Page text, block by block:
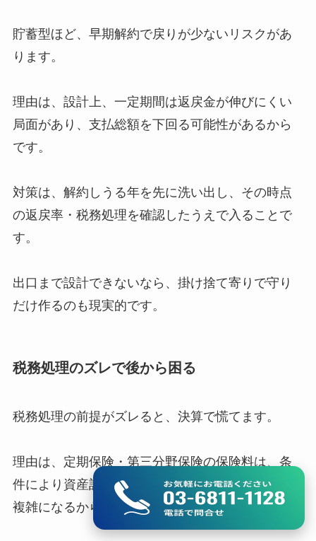
貯蓄型ほど、早期解約で戻りが少ないリスクがあ
ります。
理由は、設計上、一定期間は返戻金が伸びにくい
局面があり、支払総額を下回る可能性があるから
です。
対策は、解約しうる年を先に洗い出し、その時点
の返戻率・税務処理を確認したうえで入ることで
す。
出口まで設計できないなら、掛け捨て寄りで守り
だけ作るのも現実的です。
税務処理のズレで後から困る
税務処理の前提がズレると、決算で慌てます。
理由は、定期保険・第三分野保険の保険料は、条
件により資産計上や取り崩しが絡むため、処理が
複雑になるからです。